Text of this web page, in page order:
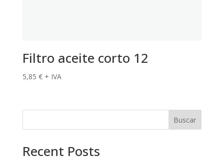
Filtro aceite corto 12
5,85 € + IVA
Buscar
Recent Posts